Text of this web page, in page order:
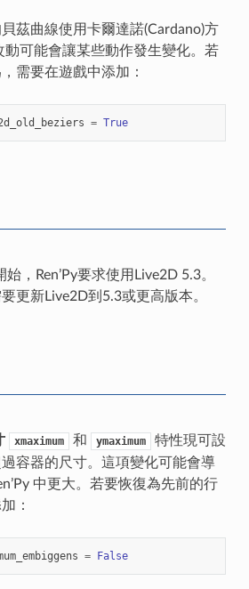
貝茲曲線使用卡爾達諾(Cardano)方
動可能會讓某些動作發生變化。若
需要在遊戲中添加：
= True
，Ren’Py要求使用Live2D 5.3。
更新Live2D到5.3或更高版本。
xmaximum 和 ymaximum
特性現可設
容器的尺寸。這項變化可能會導
中更大。若要恢復為先前的行
：
= False